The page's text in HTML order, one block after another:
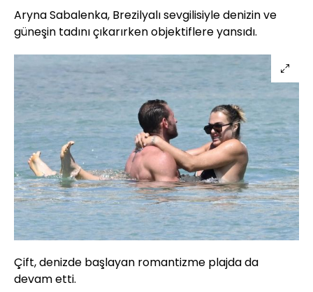
Aryna Sabalenka, Brezilyalı sevgilisiyle denizin ve
güneşin tadını çıkarırken objektiflere yansıdı.
Çift, denizde başlayan romantizme plajda da
devam etti.